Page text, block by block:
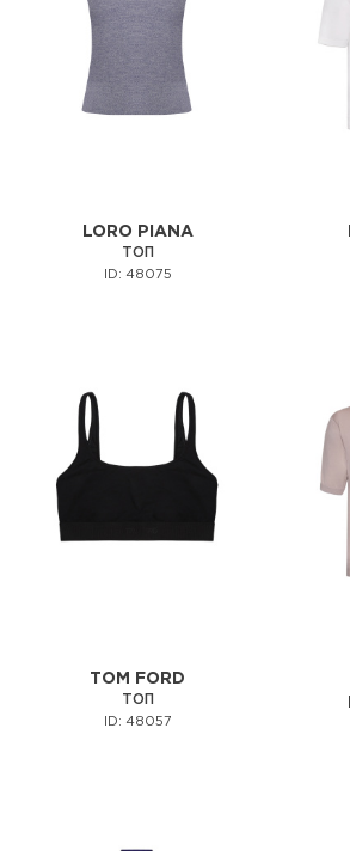
LORO PIANA
ТОП
ID: 48075
TOM FORD
ТОП
ID: 48057